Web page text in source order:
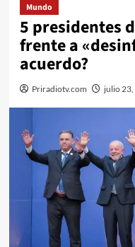
Mundo
5 presidentes
frente a
acuerdo?
Priradiotv.com julio